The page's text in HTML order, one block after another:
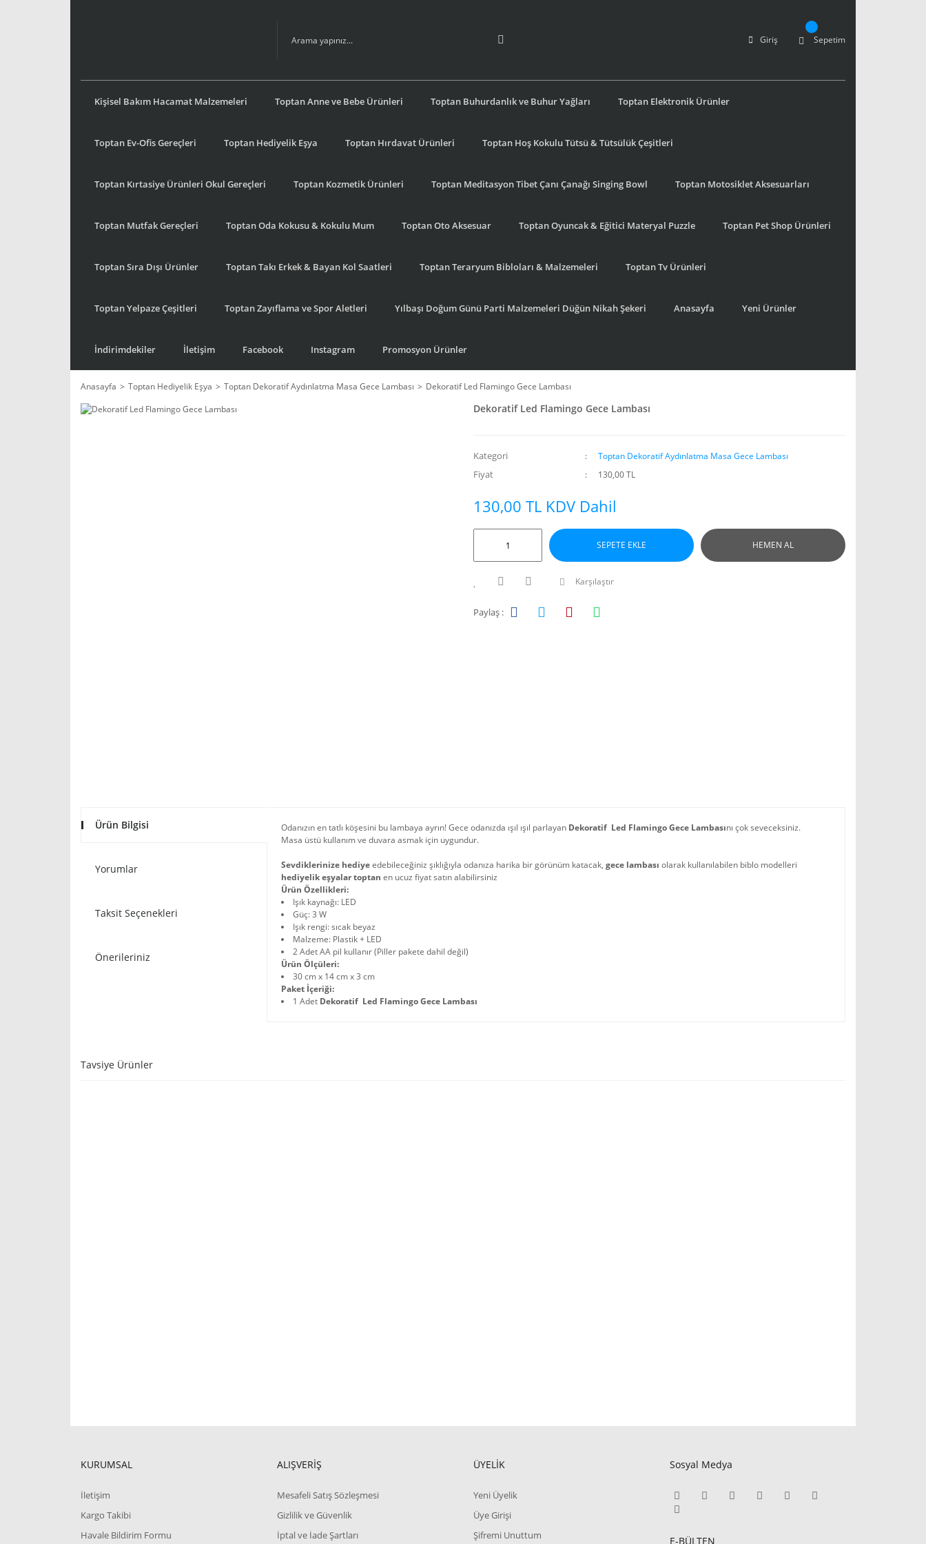
Giriş Sepetim
Kişisel Bakım Hacamat Malzemeleri Toptan Anne ve Bebe Ürünleri Toptan Buhurdanlık ve Buhur Yağları Toptan Elektronik Ürünler
Toptan Ev-Ofis Gereçleri Toptan Hediyelik Eşya Toptan Hırdavat Ürünleri Toptan Hoş Kokulu Tütsü & Tütsülük Çeşitleri
Toptan Kırtasiye Ürünleri Okul Gereçleri Toptan Kozmetik Ürünleri Toptan Meditasyon Tibet Çanı Çanağı Singing Bowl Toptan Motosiklet Aksesuarları
Toptan Mutfak Gereçleri Toptan Oda Kokusu & Kokulu Mum Toptan Oto Aksesuar Toptan Oyuncak & Eğitici Materyal Puzzle Toptan Pet Shop Ürünleri
Toptan Sıra Dışı Ürünler Toptan Takı Erkek & Bayan Kol Saatleri Toptan Teraryum Bibloları & Malzemeleri Toptan Tv Ürünleri
Toptan Yelpaze Çeşitleri Toptan Zayıflama ve Spor Aletleri Yılbaşı Doğum Günü Parti Malzemeleri Düğün Nikah Şekeri Anasayfa Yeni Ürünler
İndirimdekiler İletişim Facebook Instagram Promosyon Ürünler
Anasayfa Toptan Hediyelik Eşya Toptan Dekoratif Aydınlatma Masa Gece Lambası Dekoratif Led Flamingo Gece Lambası
Dekoratif Led Flamingo Gece Lambası
Kategori Toptan Dekoratif Aydınlatma Masa Gece Lambası
Fiyat 130,00 TL
130,00 TL KDV Dahil
SEPETE EKLE HEMEN AL
Karşılaştır
Paylaş :
Ürün Bilgisi
Yorumlar
Taksit Seçenekleri
Önerileriniz
Odanızın en tatlı köşesini bu lambaya ayrın! Gece odanızda ışıl ışıl parlayan Dekoratif Led Flamingo Gece Lambasını çok seveceksiniz.
Masa üstü kullanım ve duvara asmak için uygundur.
Sevdiklerinize hediyeedebileceğiniz şıklığıyla odanıza harika bir görünüm katacak, gece lambası olarak kullanılabilen biblo modelleri
hediyelik eşyalar toptan en ucuz fiyat satın alabilirsiniz
Ürün Özellikleri:
Işık kaynağı: LED
Güç: 3 W
Işık rengi: sıcak beyaz
Malzeme: Plastik + LED
2 Adet AA pil kullanır (Piller pakete dahil değil)
Ürün Ölçüleri:
30 cm x 14 cm x 3 cm
Paket İçeriği:
1 Adet Dekoratif Led Flamingo Gece Lambası
Tavsiye Ürünler
KURUMSAL
İletişim
Kargo Takibi
Havale Bildirim Formu
ALIŞVERİŞ
Mesafeli Satış Sözleşmesi
Gizlilik ve Güvenlik
İptal ve İade Şartları
ÜYELİK
Yeni Üyelik
Üye Girişi
Şifremi Unuttum
Sosyal Medya
E-BÜLTEN